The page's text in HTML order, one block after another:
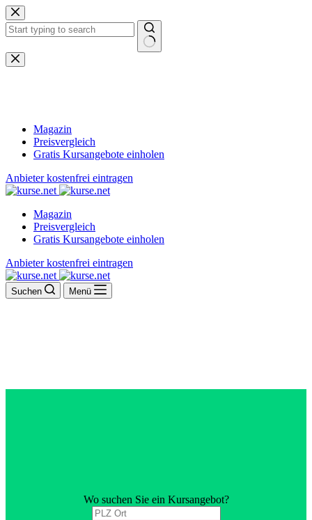
Zum
Inhalt
springen
Keine
Ergebnisse
Magazin
Preisvergleich
Gratis Kursangebote einholen
Anbieter kostenfrei eintragen
Magazin
Preisvergleich
Gratis Kursangebote einholen
Anbieter kostenfrei eintragen
Suchen Menü
Wo suchen Sie ein Kursangebot?